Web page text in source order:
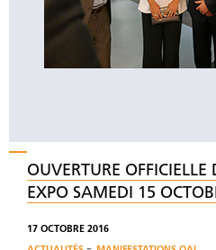
OUVERTURE
EXPO SAMEDI 15
17 OCTOBRE 2016